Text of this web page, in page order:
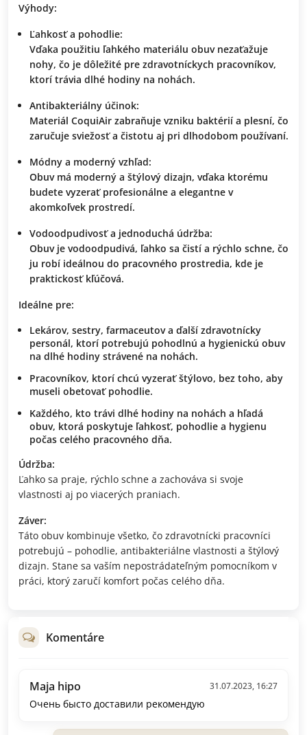
Výhody:
Ľahkosť a pohodlie:
Vďaka použitiu ľahkého materiálu obuv nezaťažuje
nohy, čo je dôležité pre zdravotníckych pracovníkov,
ktorí trávia dlhé hodiny na nohách.
Antibakteriálny účinok:
Materiál CoquiAir zabraňuje vzniku baktérií a plesní, čo
zaručuje sviežosť a čistotu aj pri dlhodobom používaní.
Módny a moderný vzhľad:
Obuv má moderný a štýlový dizajn, vďaka ktorému
budete vyzerať profesionálne a elegantne v
akomkoľvek prostredí.
Vodoodpudivosť a jednoduchá údržba:
Obuv je vodoodpudivá, ľahko sa čistí a rýchlo schne, čo
ju robí ideálnou do pracovného prostredia, kde je
praktickosť kľúčová.
Ideálne pre:
Lekárov, sestry, farmaceutov a ďalší zdravotnícky
personál, ktorí potrebujú pohodlnú a hygienickú obuv
na dlhé hodiny strávené na nohách.
Pracovníkov, ktorí chcú vyzerať štýlovo, bez toho, aby
museli obetovať pohodlie.
Každého, kto trávi dlhé hodiny na nohách a hľadá
obuv, ktorá poskytuje ľahkosť, pohodlie a hygienu
počas celého pracovného dňa.
Údržba:
Ľahko sa praje, rýchlo schne a zachováva si svoje
vlastnosti aj po viacerých praniach.
Záver:
Táto obuv kombinuje všetko, čo zdravotnícki pracovníci
potrebujú – pohodlie, antibakteriálne vlastnosti a štýlový
dizajn. Stane sa vaším nepostrádateľným pomocníkom v
práci, ktorý zaručí komfort počas celého dňa.
Komentáre
Maja hipo 31.07.2023, 16:27
Очень бысто доставили рекомендую